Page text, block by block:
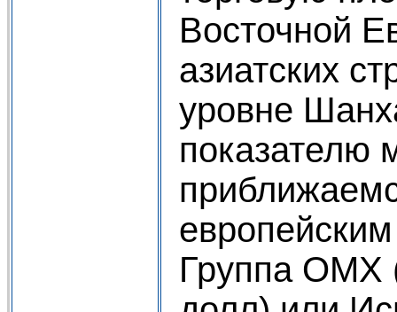
Восточной
азиатских
уровне
показателю
Группа ОМХ